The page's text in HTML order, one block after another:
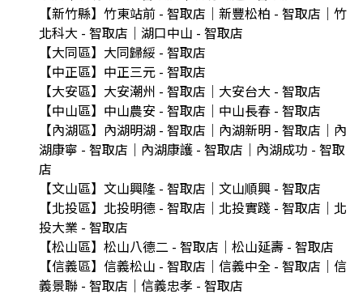
【新竹縣】竹東站前 - 智取店｜新豐松柏 - 智取店｜竹
北科大 - 智取店｜湖口中山 - 智取店
【大同區】大同歸綏 - 智取店
【中正區】中正三元 - 智取店
【大安區】大安潮州 - 智取店｜大安台大 - 智取店
【中山區】中山農安 - 智取店｜中山長春 - 智取店
【內湖區】內湖明湖 - 智取店｜內湖新明 - 智取店｜內
湖康寧 - 智取店｜內湖康護 - 智取店｜內湖成功 - 智取
店
【文山區】文山興隆 - 智取店｜文山順興 - 智取店
【北投區】北投明德 - 智取店｜北投實踐 - 智取店｜北
投大業 - 智取店
【松山區】松山八德二 - 智取店｜松山延壽 - 智取店
【信義區】信義松山 - 智取店｜信義中全 - 智取店｜信
義景聯 - 智取店｜信義忠孝 - 智取店